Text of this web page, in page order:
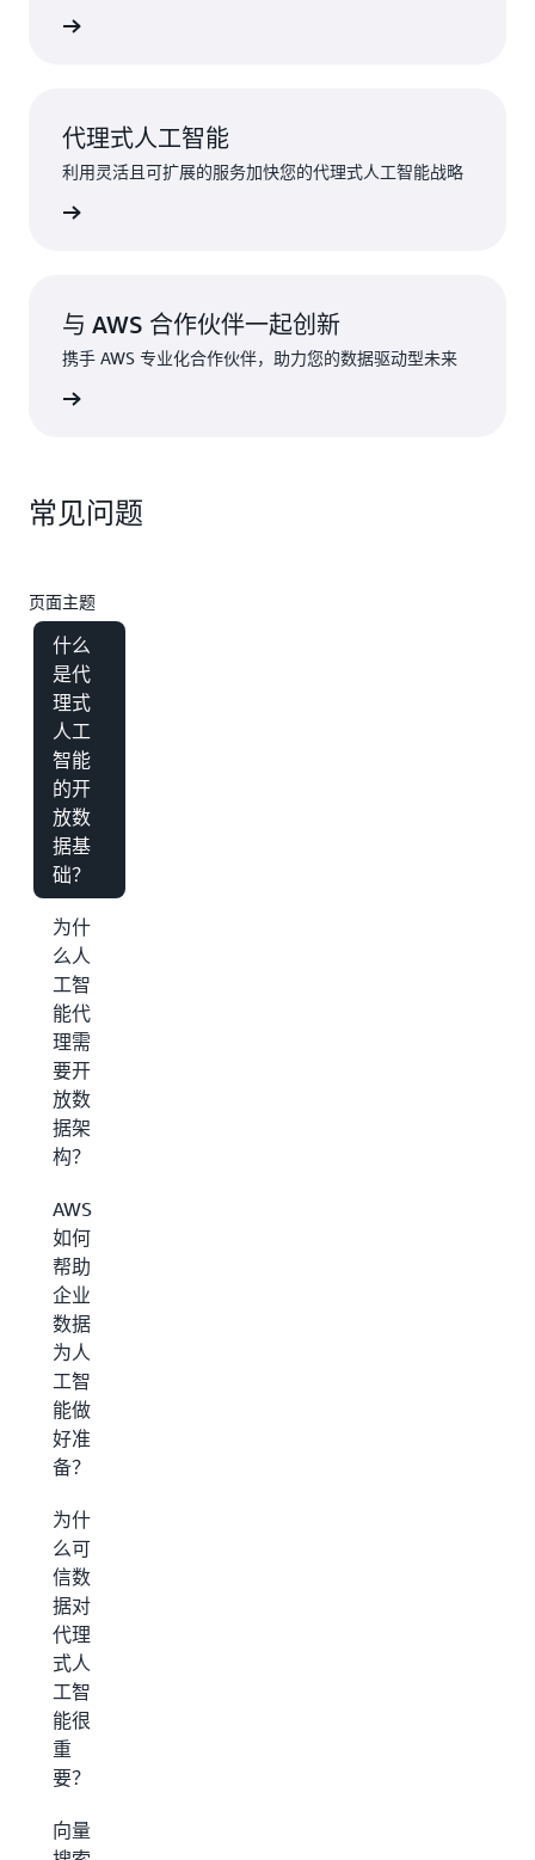
代理式人工智能
利用灵活且可扩展的服务加快您的代理式人工智能战略
与 AWS 合作伙伴一起创新
携手 AWS 专业化合作伙伴，助力您的数据驱动型未来
常见问题
页面主题
什么
是代
理式
人工
智能
的开
放数
据基
础？
为什
么人
工智
能代
理需
要开
放数
据架
构？
AWS
如何
帮助
企业
数据
为人
工智
能做
好准
备？
为什
么可
信数
据对
代理
式人
工智
能很
重
要？
向量